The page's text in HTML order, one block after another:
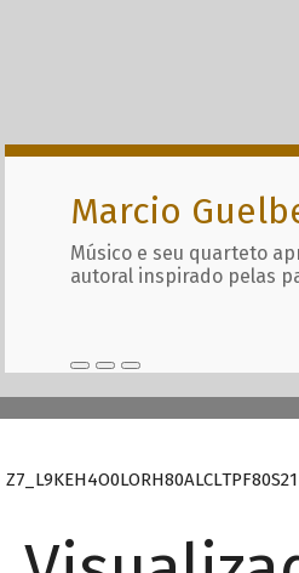
Marcio
Músico e seu quarteto
autoral inspirado pelas
Z7_L9KEH4O0LORH80ALCLTPF80S21